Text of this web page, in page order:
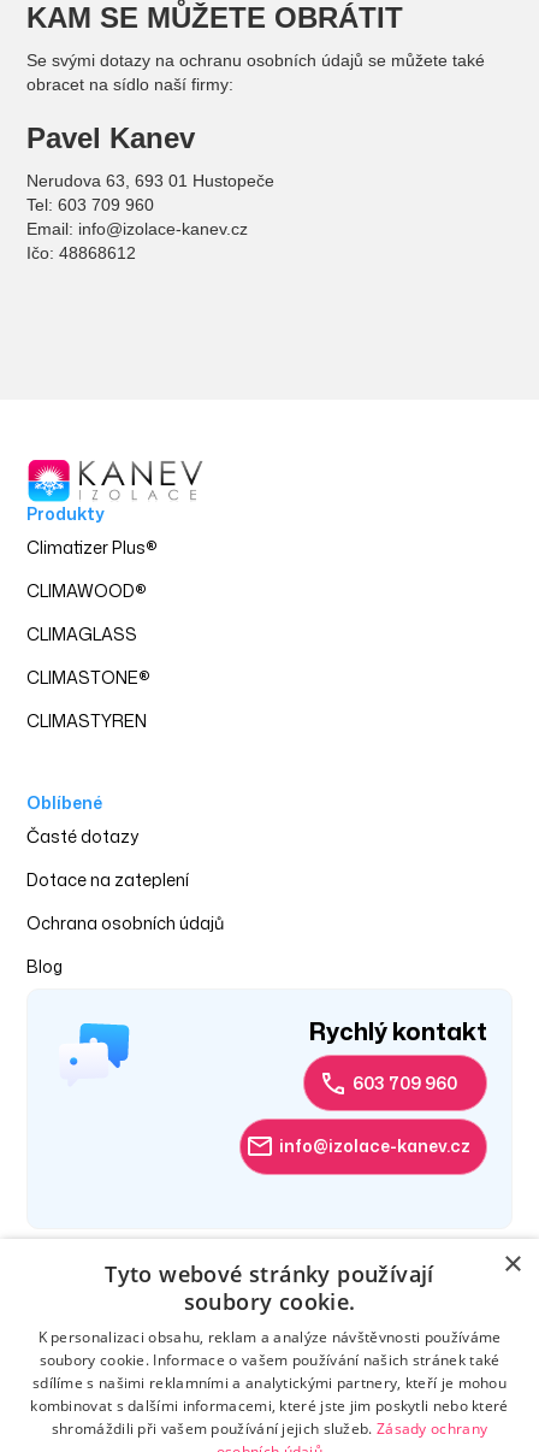
KAM SE MŮŽETE OBRÁTIT
Se svými dotazy na ochranu osobních údajů se můžete také
obracet na sídlo naší firmy:
Pavel Kanev
Nerudova 63, 693 01 Hustopeče
Tel: 603 709 960
Email: info@izolace-kanev.cz
Ičo: 48868612
Produkty
Climatizer Plus®
CLIMAWOOD®
CLIMAGLASS
CLIMASTONE®
CLIMASTYREN
Oblíbené
‍Časté dotazy
Dotace na zateplení
Ochrana osobních údajů
Blog
Rychlý kontakt
603 709 960
info@izolace-kanev.cz
×
Tyto webové stránky používají
soubory cookie.
K personalizaci obsahu, reklam a analýze návštěvnosti používáme
soubory cookie. Informace o vašem používání našich stránek také
sdílíme s našimi reklamními a analytickými partnery, kteří je mohou
kombinovat s dalšími informacemi, které jste jim poskytli nebo které
shromáždili při vašem používání jejich služeb. Zásady ochrany